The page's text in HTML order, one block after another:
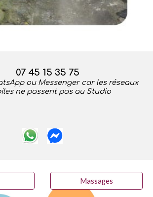
07 45 15 35 75
ou Messenger car lesréseaux
ne passent pas au Studio
Massages